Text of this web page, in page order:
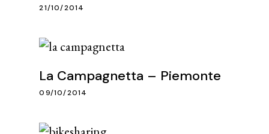
21/10/2014
La Campagnetta – Piemonte
09/10/2014